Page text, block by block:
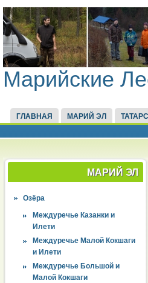
Марийские
ГЛАВНАЯ МАРИЙ ЭЛ
МАРИЙ ЭЛ
Озёра
Междуречье Казанки и
Илети
Междуречье Малой Кокшаги
и Илети
Междуречье Большой и
Малой Кокшаги